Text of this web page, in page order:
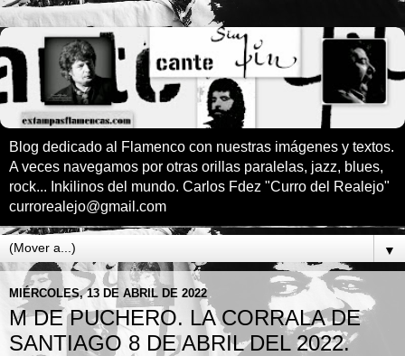
Blog dedicado al Flamenco con nuestras imágenes y textos.
A veces navegamos por otras orillas paralelas, jazz, blues,
rock... Inkilinos del mundo. Carlos Fdez "Curro del Realejo"
currorealejo@gmail.com
▼
MIÉRCOLES, 13 DE ABRIL DE 2022
M DE PUCHERO. LA CORRALA DE
SANTIAGO 8 DE ABRIL DEL 2022.